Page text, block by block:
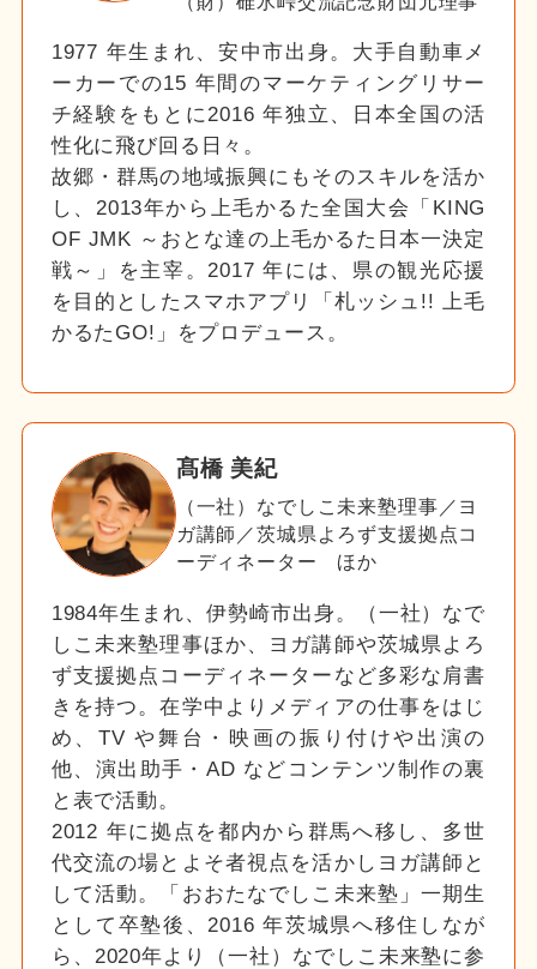
1977 年生まれ、安中市出身。大手自動車メ
ーカーでの15 年間のマーケティングリサー
チ経験をもとに2016 年独立、日本全国の活
性化に飛び回る日々。
故郷・群馬の地域振興にもそのスキルを活か
し、2013年から上毛かるた全国大会「KING
OF JMK ～おとな達の上毛かるた日本一決定
戦～」を主宰。2017 年には、県の観光応援
を目的としたスマホアプリ「札ッシュ!! 上毛
かるたGO!」をプロデュース。
髙橋 美紀
（一社）なでしこ未来塾理事／ヨ
ガ講師／茨城県よろず支援拠点コ
ーディネーター ほか
1984年生まれ、伊勢崎市出身。（一社）なで
しこ未来塾理事ほか、ヨガ講師や茨城県よろ
ず支援拠点コーディネーターなど多彩な肩書
きを持つ。在学中よりメディアの仕事をはじ
め、TV や舞台・映画の振り付けや出演の
他、演出助手・AD などコンテンツ制作の裏
と表で活動。
2012 年に拠点を都内から群馬へ移し、多世
代交流の場とよそ者視点を活かしヨガ講師と
して活動。「おおたなでしこ未来塾」一期生
として卒塾後、2016 年茨城県へ移住しなが
ら、2020年より（一社）なでしこ未来塾に参